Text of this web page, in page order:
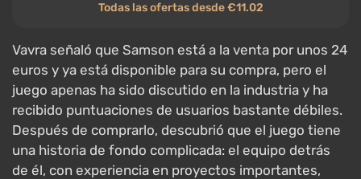
Todas las ofertas desde €11.02
Vavra señaló que Samson está a la venta por unos 24
euros y ya está disponible para su compra, pero el
juego apenas ha sido discutido en la industria y ha
recibido puntuaciones de usuarios bastante débiles.
Después de comprarlo, descubrió que el juego tiene
una historia de fondo complicada: el equipo detrás
de él, con experiencia en proyectos importantes,